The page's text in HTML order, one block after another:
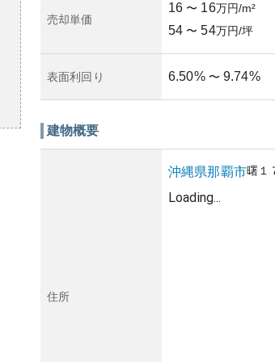
売却単価
16 〜 16万円/m²
54 〜 54万円/坪
表面利回り 6.50% 〜 9.74%
建物概要
住所
沖縄県那覇市曙１
Loading...